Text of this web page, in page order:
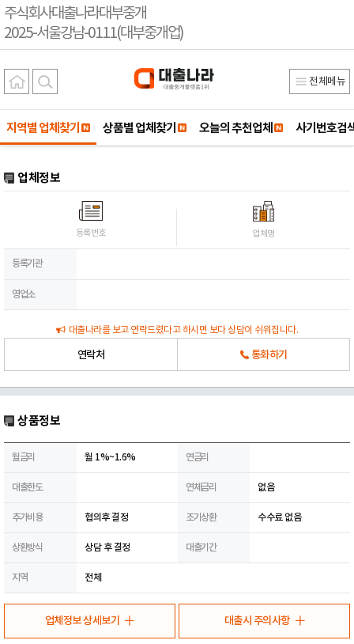
주식회사대출나라대부중개
2025-서울강남-0111(대부중개업)
전체메뉴
지역별 업체찾기 상품별 업체찾기 오늘의 추천업체 사기번호검
업체정보
등록번호 업체명
등록기관
영업소
대출나라를 보고 연락드렸다고 하시면 보다 상담이 쉬워집니다.
연락처 통화하기
상품정보
월금리 월 1%~1.6% 연금리
대출한도 연체금리 없음
추가비용 협의후 결정 조기상환 수수료 없음
상환방식 상담 후 결정 대출기간
지역 전체
업체정보 상세보기 대출시 주의사항